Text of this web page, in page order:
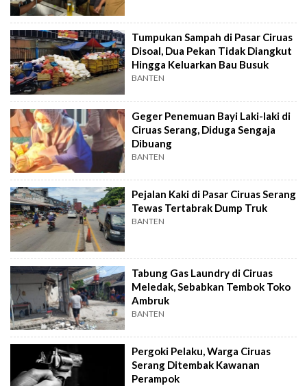
Tumpukan Sampah di Pasar Ciruas
Disoal, Dua Pekan Tidak Diangkut
Hingga Keluarkan Bau Busuk
BANTEN
Geger Penemuan Bayi Laki-laki di
Ciruas Serang, Diduga Sengaja
Dibuang
BANTEN
Pejalan Kaki di Pasar Ciruas Serang
Tewas Tertabrak Dump Truk
BANTEN
Tabung Gas Laundry di Ciruas
Meledak, Sebabkan Tembok Toko
Ambruk
BANTEN
Pergoki Pelaku, Warga Ciruas
Serang Ditembak Kawanan
Perampok